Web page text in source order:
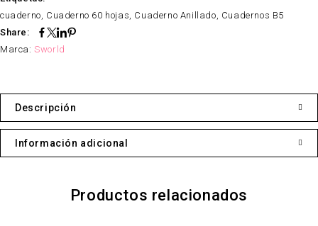
cuaderno Cuaderno 60 hojas Cuaderno Anillado Cuadernos B5
Share:
Marca:Sworld
Descripción
Información adicional
Productos relacionados